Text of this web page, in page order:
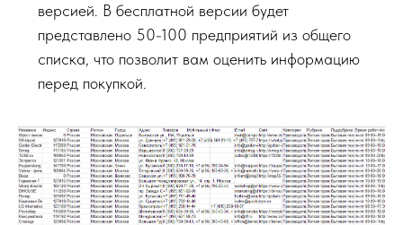
версией. В бесплатной версии будет
представлено 50-100 предприятий из общего
списка, что позволит вам оценить информацию
перед покупкой.